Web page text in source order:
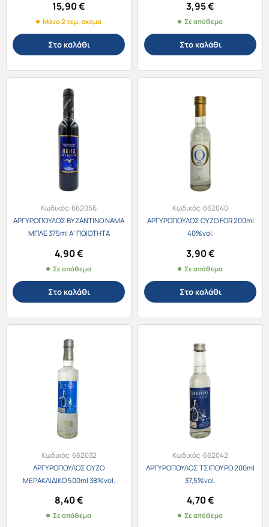
15,90€
Μόνο 2 τεμ. ακόμα
Στο καλάθι
3,95€
Σε απόθεμα
Στο καλάθι
Κωδικός:662056
ΑΡΓΥΡΟΠΟΥΛΟΣ ΒΥΖΑΝΤΙΝΟ ΝΑΜΑ
ΜΠΛΕ 375ml Α’ ΠΟΙΟΤΗΤΑ
4,90€
Σε απόθεμα
Στο καλάθι
Κωδικός:662040
ΑΡΓΥΡΟΠΟΥΛΟΣ ΟΥΖΟ FOR 200ml
40%vol.
3,90€
Σε απόθεμα
Στο καλάθι
Κωδικός:662032
ΑΡΓΥΡΟΠΟΥΛΟΣ ΟΥΖΟ
ΜΕΡΑΚΛΙΔΙΚΟ 500ml 38%vol.
8,40€
Σε απόθεμα
Κωδικός:662042
ΑΡΓΥΡΟΠΟΥΛΟΣ ΤΣΙΠΟΥΡΟ 200ml
37,5%vol.
4,70€
Σε απόθεμα